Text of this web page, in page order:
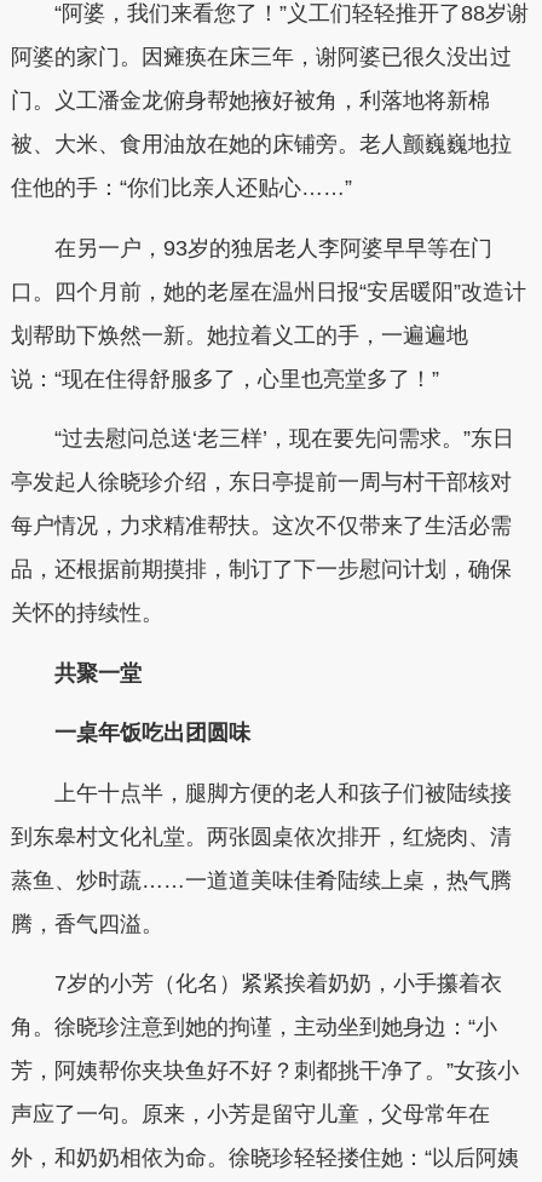
“阿婆，我们来看您了！”义工们轻轻推开了88岁谢
阿婆的家门。因瘫痪在床三年，谢阿婆已很久没出过
门。义工潘金龙俯身帮她掖好被角，利落地将新棉
被、大米、食用油放在她的床铺旁。老人颤巍巍地拉
住他的手：“你们比亲人还贴心……”
在另一户，93岁的独居老人李阿婆早早等在门
口。四个月前，她的老屋在温州日报“安居暖阳”改造计
划帮助下焕然一新。她拉着义工的手，一遍遍地
说：“现在住得舒服多了，心里也亮堂多了！”
“过去慰问总送‘老三样’，现在要先问需求。”东日
亭发起人徐晓珍介绍，东日亭提前一周与村干部核对
每户情况，力求精准帮扶。这次不仅带来了生活必需
品，还根据前期摸排，制订了下一步慰问计划，确保
关怀的持续性。
共聚一堂
一桌年饭吃出团圆味
上午十点半，腿脚方便的老人和孩子们被陆续接
到东皋村文化礼堂。两张圆桌依次排开，红烧肉、清
蒸鱼、炒时蔬……一道道美味佳肴陆续上桌，热气腾
腾，香气四溢。
7岁的小芳（化名）紧紧挨着奶奶，小手攥着衣
角。徐晓珍注意到她的拘谨，主动坐到她身边：“小
芳，阿姨帮你夹块鱼好不好？刺都挑干净了。”女孩小
声应了一句。原来，小芳是留守儿童，父母常年在
外，和奶奶相依为命。徐晓珍轻轻搂住她：“以后阿姨